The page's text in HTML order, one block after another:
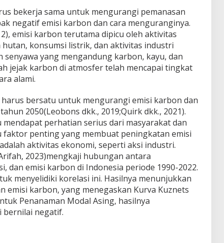
bekerja sama untuk mengurangi pemanasan
negatif emisi karbon dan cara menguranginya.
emisi karbon terutama dipicu oleh aktivitas
konsumsi listrik, dan aktivitas industri
yang mengandung karbon, kayu, dan
jejak karbon di atmosfer telah mencapai tingkat
alami.
bersatu untuk mengurangi emisi karbon dan
2050(Leobons dkk., 2019;Quirk dkk., 2021).
perhatian serius dari masyarakat dan
faktor penting yang membuat peningkatan emisi
aktivitas ekonomi, seperti aksi industri.
2023)mengkaji hubungan antara
dan emisi karbon di Indonesia periode 1990-2022.
menyelidiki korelasi ini. Hasilnya menunjukkan
emisi karbon, yang menegaskan Kurva Kuznets
Penanaman Modal Asing, hasilnya
bernilai negatif.